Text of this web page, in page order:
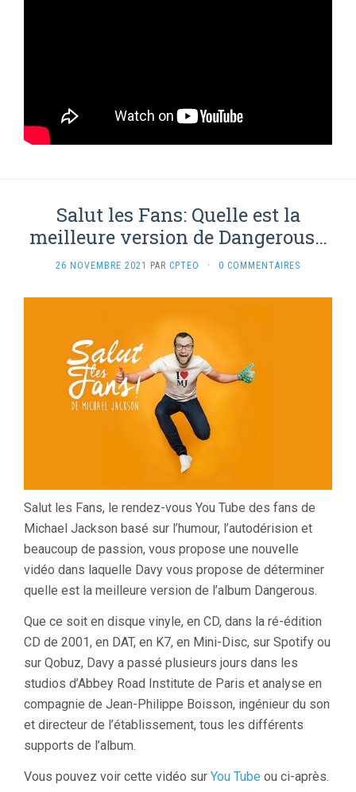
Salut les Fans: Quelle est la
meilleure version de Dangerous…
26 NOVEMBRE 2021 PAR CPTEO · 0 COMMENTAIRES
Salut les Fans, le rendez-vous You Tube des fans de
Michael Jackson basé sur l’humour, l’autodérision et
beaucoup de passion, vous propose une nouvelle
vidéo dans laquelle Davy vous propose de déterminer
quelle est la meilleure version de l’album Dangerous.
Que ce soit en disque vinyle, en CD, dans la ré-édition
CD de 2001, en DAT, en K7, en Mini-Disc, sur Spotify ou
sur Qobuz, Davy a passé plusieurs jours dans les
studios d’Abbey Road Institute de Paris et analyse en
compagnie de Jean-Philippe Boisson, ingénieur du son
et directeur de l’établissement, tous les différents
supports de l’album.
Vous pouvez voir cette vidéo sur You Tube ou ci-après.